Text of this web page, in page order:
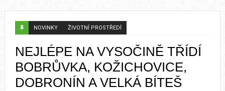
NOVINKY ŽIVOTNÍ PROSTŘEDÍ
NEJLÉPE NA VYSOČINĚ TŘÍDÍ
BOBRŮVKA, KOŽICHOVICE,
DOBRONÍN A VELKÁ BÍTEŠ